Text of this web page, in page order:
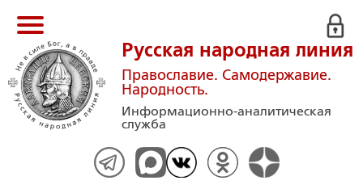
Русская народная линия
Православие. Самодержавие.
Народность.
Информационно-аналитическая
служба